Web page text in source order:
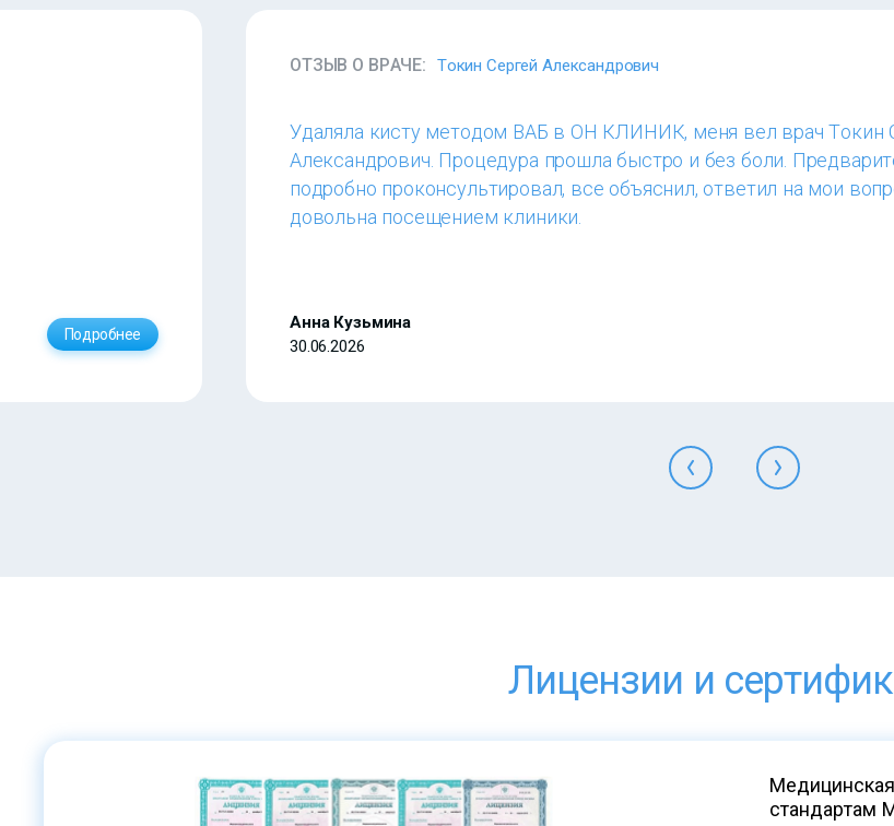
Подробнее
ОТЗЫВ О ВРАЧЕ: Токин Сергей Александрович
Удаляла кисту методом ВАБ в ОН КЛИНИК, меня вел врач Токин
Александрович. Процедура прошла быстро и без боли.
подробно проконсультировал, все объяснил, ответил на мои
довольна посещением клиники.
Анна Кузьмина
30.06.2026
Лицензии и
стандартам